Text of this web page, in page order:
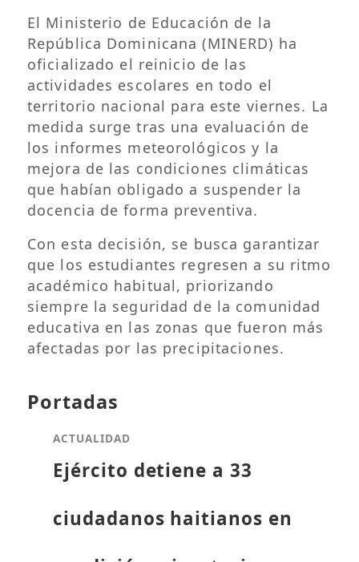
El Ministerio de Educación de la
República Dominicana (MINERD) ha
oficializado el reinicio de las
actividades escolares en todo el
territorio nacional para este viernes. La
medida surge tras una evaluación de
los informes meteorológicos y la
mejora de las condiciones climáticas
que habían obligado a suspender la
docencia de forma preventiva.
Con esta decisión, se busca garantizar
que los estudiantes regresen a su ritmo
académico habitual, priorizando
siempre la seguridad de la comunidad
educativa en las zonas que fueron más
afectadas por las precipitaciones.
Portadas
ACTUALIDAD
Ejército detiene a 33
ciudadanos haitianos en